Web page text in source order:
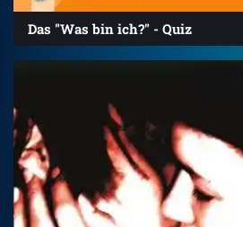
Das "Was bin ich?" - Quiz